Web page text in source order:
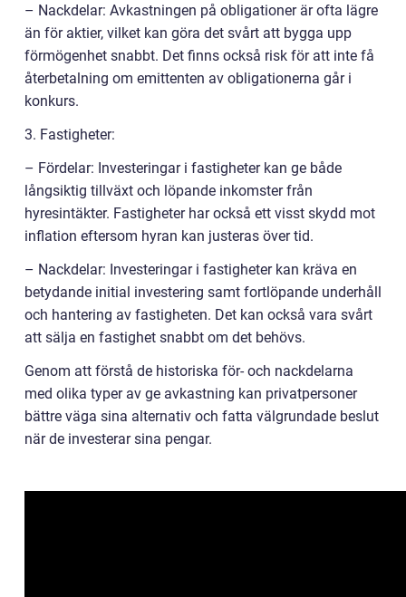
– Nackdelar: Avkastningen på obligationer är ofta lägre
än för aktier, vilket kan göra det svårt att bygga upp
förmögenhet snabbt. Det finns också risk för att inte få
återbetalning om emittenten av obligationerna går i
konkurs.
3. Fastigheter:
– Fördelar: Investeringar i fastigheter kan ge både
långsiktig tillväxt och löpande inkomster från
hyresintäkter. Fastigheter har också ett visst skydd mot
inflation eftersom hyran kan justeras över tid.
– Nackdelar: Investeringar i fastigheter kan kräva en
betydande initial investering samt fortlöpande underhåll
och hantering av fastigheten. Det kan också vara svårt
att sälja en fastighet snabbt om det behövs.
Genom att förstå de historiska för- och nackdelarna
med olika typer av ge avkastning kan privatpersoner
bättre väga sina alternativ och fatta välgrundade beslut
när de investerar sina pengar.